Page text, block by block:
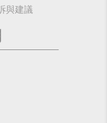
與建議